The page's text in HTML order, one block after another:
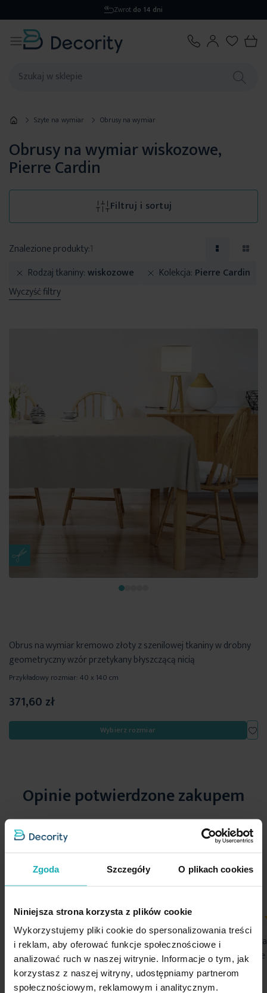
Zgoda Szczegóły O plikach cookies
Niniejsza strona korzysta z plików cookie
Wykorzystujemy pliki cookie do spersonalizowania treści
i reklam, aby oferować funkcje społecznościowe i
analizować ruch w naszej witrynie. Informacje o tym, jak
korzystasz z naszej witryny, udostępniamy partnerom
społecznościowym, reklamowym i analitycznym.
Zwrot do 14 dni
Szyte na wymiar Obrusy na wymiar
Obrusy na wymiar wiskozowe,
Pierre Cardin
Filtruj i sortuj
Znalezione produkty:1
Rodzaj tkaniny wiskozowe Kolekcja Pierre Cardin
Wyczyść filtry
Obrus na wymiar kremowo złoty z szenilowej tkaniny w drobny
geometryczny wzór przetykany błyszczącą nicią
Przykładowy rozmiar: 40 x 140 cm
371,60 zł
Wybierz rozmiar
Opinie potwierdzone zakupem
100%
Wszystko ok
06-08-2026
100%
Przejrzysta i
oraz
06-08-2026